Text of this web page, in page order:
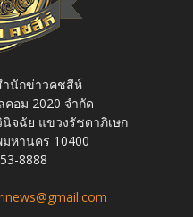
ำนักข่าวคชสีห์
คอม 2020 จำกัด
จฉัย แขวงรัชดาภิเษก
หานคร 10400
8888